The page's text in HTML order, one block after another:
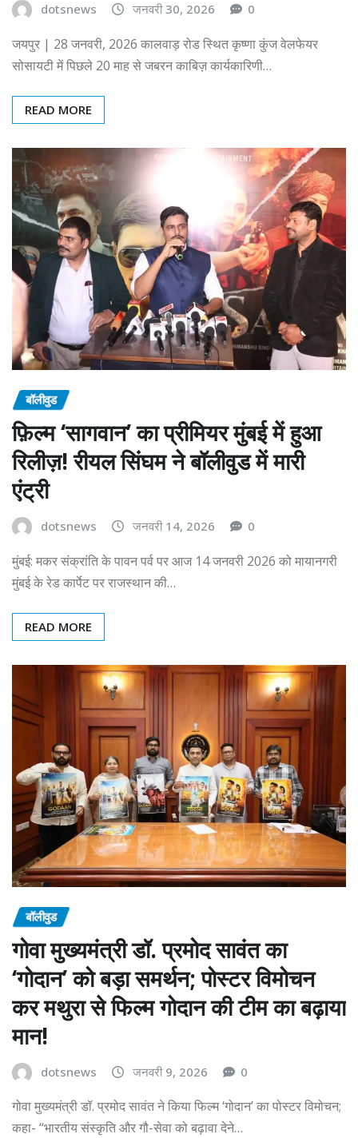
dotsnews जनवरी 30, 2026 0
जयपुर | 28 जनवरी, 2026 कालवाड़ रोड स्थित कृष्णा कुंज वेलफेयर
सोसायटी में पिछले 20 माह से जबरन काबिज़ कार्यकारिणी…
READ MORE
बॉलीवुड
फ़िल्म ‘सागवान’ का प्रीमियर मुंबई में हुआ
रिलीज़! रीयल सिंघम ने बॉलीवुड में मारी
एंट्री
dotsnews जनवरी 14, 2026 0
मुंबई: मकर संक्रांति के पावन पर्व पर आज 14 जनवरी 2026 को मायानगरी
मुंबई के रेड कार्पेट पर राजस्थान की…
READ MORE
बॉलीवुड
गोवा मुख्यमंत्री डॉ. प्रमोद सावंत का
‘गोदान’ को बड़ा समर्थन; पोस्टर विमोचन
कर मथुरा से फिल्म गोदान की टीम का बढ़ाया
मान!
dotsnews जनवरी 9, 2026 0
गोवा मुख्यमंत्री डॉ. प्रमोद सावंत ने किया फिल्म ‘गोदान’ का पोस्टर विमोचन;
कहा- “भारतीय संस्कृति और गौ-सेवा को बढ़ावा देने…